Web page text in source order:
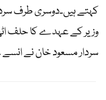
کہتے ہیں۔دوسری طرف
وزیر کے عہدے کا حلف
سردار مسعود خان نے